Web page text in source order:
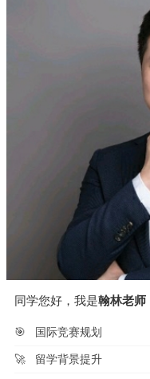
同学您好，我是翰林老师
🎯 国际竞赛规划
🚀 留学背景提升